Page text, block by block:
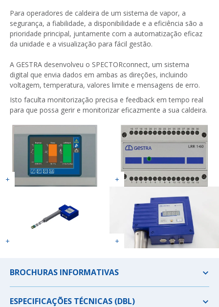
Para operadores de caldeira de um sistema de vapor, a
segurança, a fiabilidade, a disponibilidade e a eficiência são a
prioridade principal, juntamente com a automatização eficaz
da unidade e a visualização para fácil gestão.
A GESTRA desenvolveu o SPECTORconnect, um sistema
digital que envia dados em ambas as direções, incluindo
voltagem, temperatura, valores limite e mensagens de erro.
Isto faculta monitorização precisa e feedback em tempo real
para que possa gerir e monitorizar eficazmente a sua caldeira.
BROCHURAS INFORMATIVAS
ESPECIFICAÇÕES TÉCNICAS (DBL)